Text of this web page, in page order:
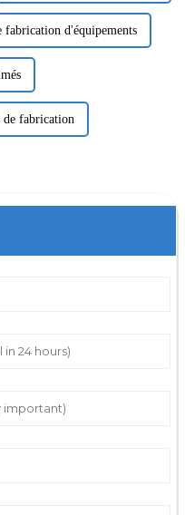
fabrication d'équipements
de fabrication